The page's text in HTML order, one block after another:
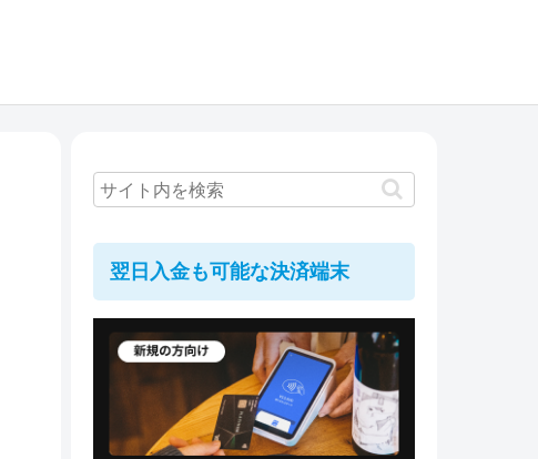
翌日入金も可能な決済端末